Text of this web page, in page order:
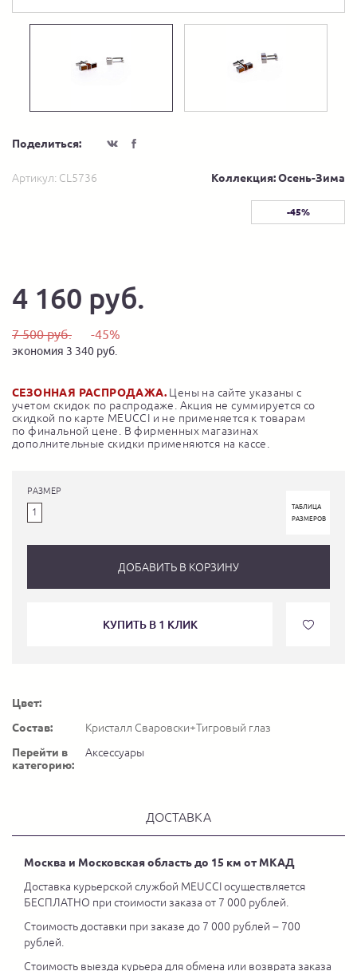
Поделиться:
Артикул: CL5736 Коллекция: Осень-Зима
-45%
4 160 руб.
7 500 руб. -45%
экономия 3 340 руб.
СЕЗОННАЯ РАСПРОДАЖА. Цены на сайте указаны с
учетом скидок по распродаже. Акция не суммируется со
скидкой по карте MEUCCI и не применяется к товарам
по финальной цене. В фирменных магазинах
дополнительные скидки применяются на кассе.
РАЗМЕР
1
ТАБЛИЦА
РАЗМЕРОВ
ДОБАВИТЬ В КОРЗИНУ
КУПИТЬ В 1 КЛИК
Цвет:
Состав:
Кристалл Сваровски+Тигровый глаз
Перейти в
категорию:
Аксессуары
ДОСТАВКА
Москва и Московская область до 15 км от МКАД
Доставка курьерской службой MEUCCI осуществляется
БЕСПЛАТНО при стоимости заказа от 7 000 рублей.
Стоимость доставки при заказе до 7 000 рублей – 700
рублей.
Стоимость выезда курьера для обмена или возврата заказа